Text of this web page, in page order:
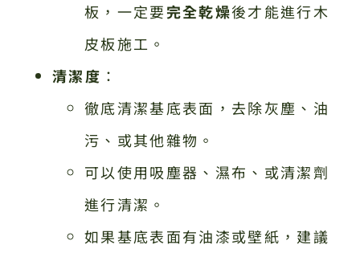
板，一定要完全乾燥後才能進行木
皮板施工。
清潔度 ：
徹底清潔基底表面，去除灰塵、油
污、或其他雜物。
可以使用吸塵器、濕布、或清潔劑
進行清潔。
如果基底表面有油漆或壁紙，建議